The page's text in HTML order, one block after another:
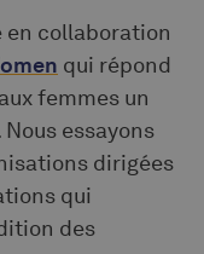
en collaboration
qui répond
femmes un
essayons
dirigées
qui
des